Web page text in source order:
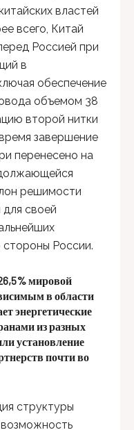
властей
всего, Китай
Россией при
в
обеспечение
объемом 38
второй нитки
завершение
перенесено на
решимости
для своей
стороны России.
мировой
в области
энергетические
из разных
установление
почти во
структуры